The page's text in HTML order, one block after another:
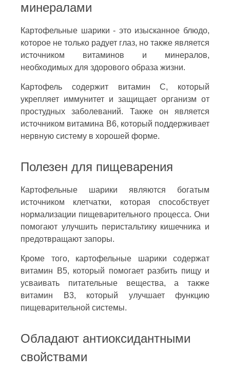
минералами
Картофельные шарики - это изысканное блюдо,
которое не только радует глаз, но также является
источником витаминов и минералов,
необходимых для здорового образа жизни.
Картофель содержит витамин C, который
укрепляет иммунитет и защищает организм от
простудных заболеваний. Также он является
источником витамина B6, который поддерживает
нервную систему в хорошей форме.
Полезен для пищеварения
Картофельные шарики являются богатым
источником клетчатки, которая способствует
нормализации пищеварительного процесса. Они
помогают улучшить перистальтику кишечника и
предотвращают запоры.
Кроме того, картофельные шарики содержат
витамин B5, который помогает разбить пищу и
усваивать питательные вещества, а также
витамин B3, который улучшает функцию
пищеварительной системы.
Обладают антиоксидантными
свойствами